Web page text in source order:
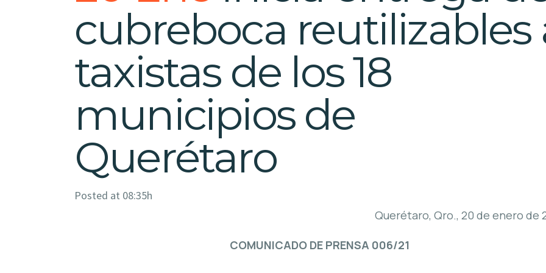
cubreboca reutilizables
taxistas de los 18
municipios de
Querétaro
Posted at 08:35h
Querétaro, Qro., 20 de enero de
COMUNICADO DE PRENSA 006/21